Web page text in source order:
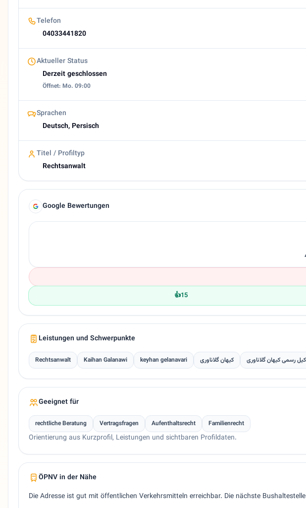
Telefon
04033441820
Aktueller Status
Derzeit geschlossen
Öffnet: Mo. 09:00
Sprachen
Deutsch, Persisch
Titel / Profiltyp
Rechtsanwalt
Google Bewertungen
👍15
Leistungen und Schwerpunkte
Rechtsanwalt Kaihan Galanawi keyhan gelanavari کیهان گلاناوری رسمی کیهان گلاناوری
Geeignet für
rechtliche Beratung Vertragsfragen Aufenthaltsrecht Familienrecht
Orientierung aus Kurzprofil, Leistungen und sichtbaren Profildaten.
ÖPNV in der Nähe
Die Adresse ist gut mit öffentlichen Verkehrsmitteln erreichbar. Die nächste